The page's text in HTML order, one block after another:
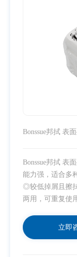
Bonssue邦拭 表
Bonssue邦拭 表
能力强，适合多
◎较低掉屑且擦
两用，可重复使
立即